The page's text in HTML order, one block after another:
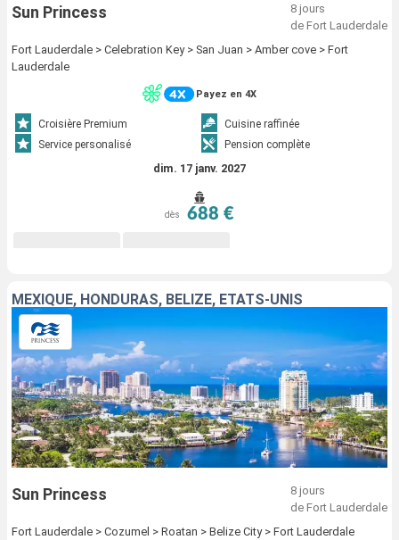
Sun Princess
8 jours
de Fort Lauderdale
Fort Lauderdale > Celebration Key > San Juan > Amber cove > Fort
Lauderdale
Payez en 4X
Croisière Premium
Cuisine raffinée
Service personalisé
Pension complète
dim. 17 janv. 2027
dès 688 €
MEXIQUE, HONDURAS, BELIZE, ÉTATS-UNIS
Sun Princess
8 jours
de Fort Lauderdale
Fort Lauderdale > Cozumel > Roatan > Belize City > Fort Lauderdale